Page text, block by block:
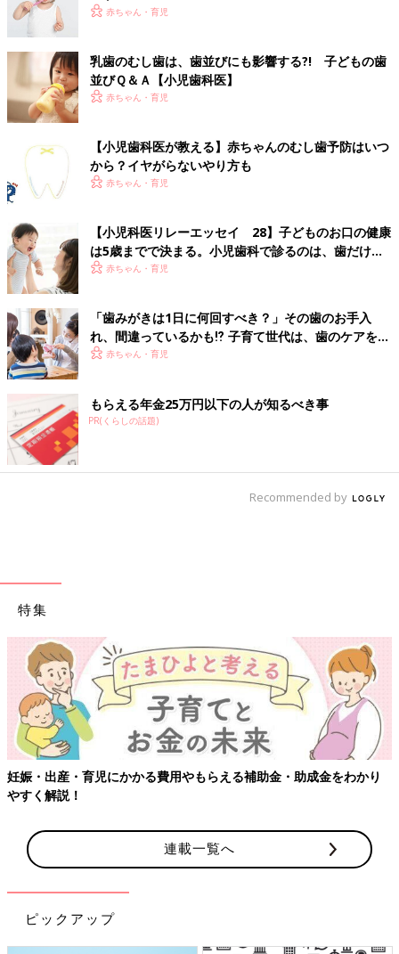
赤ちゃん・育児
乳歯のむし歯は、歯並びにも影響する?! 子どもの歯
並びＱ＆Ａ【小児歯科医】
赤ちゃん・育児
【小児歯科医が教える】赤ちゃんのむし歯予防はいつ
から？イヤがらないやり方も
赤ちゃん・育児
【小児科医リレーエッセイ 28】子どものお口の健康
は5歳までで決まる。小児歯科で診るのは、歯だけじ
ゃない
赤ちゃん・育児
「歯みがきは1日に何回すべき？」その歯のお手入
れ、間違っているかも⁉ 子育て世代は、歯のケアをア
ップデートして
赤ちゃん・育児
もらえる年金25万円以下の人が知るべき事
PR(くらしの話題)
Recommended by
特集
妊娠・出産・育児にかかる費用やもらえる補助金・助成金をわかり
やすく解説！
連載一覧へ
ピックアップ